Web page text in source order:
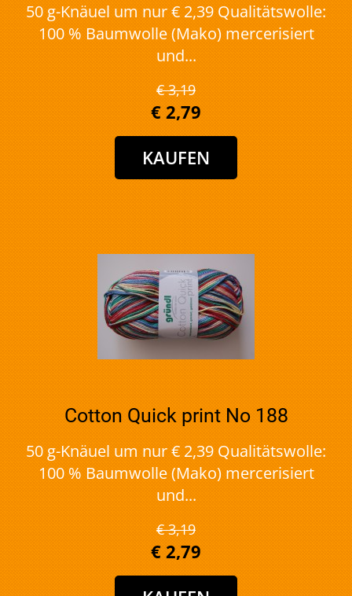
50 g-Knäuel um nur € 2,39 Qualitätswolle:
100 % Baumwolle (Mako) mercerisiert
und...
€ 3,19
€ 2,79
Cotton Quick print No 188
50 g-Knäuel um nur € 2,39 Qualitätswolle:
100 % Baumwolle (Mako) mercerisiert
und...
€ 3,19
€ 2,79